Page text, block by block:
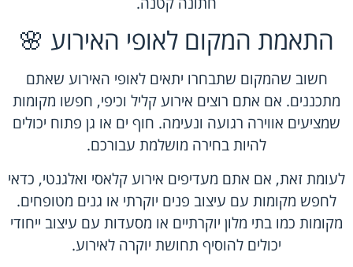
התאמת המקום לאופי האירוע 🌸
חשוב שהמקום שתבחרו יתאים לאופי האירוע שאתם
מתכננים. אם אתם רוצים אירוע קליל וכיפי, חפשו מקומות
שמציעים אווירה רגועה ונעימה. חוף ים או גן פתוח יכולים
להיות בחירה מושלמת עבורכם.
לעומת זאת, אם אתם מעדיפים אירוע קלאסי ואלגנטי, כדאי
לחפש מקומות עם עיצוב פנים יוקרתי או גנים מטופחים.
מקומות כמו בתי מלון יוקרתיים או מסעדות עם עיצוב ייחודי
יכולים להוסיף תחושת יוקרה לאירוע.